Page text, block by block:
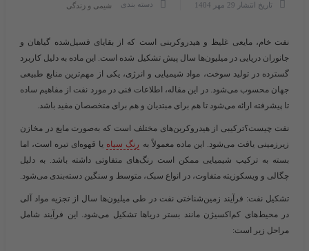
تاریخ انتشار 29 مهر 1404 دسته بندی شیمی و زندگی
نفت خام، مایعی غلیظ و هیدروکربنی است که از بقایای فسیل‌شده گیاهان و
جانوران دریایی در میلیون‌ها سال پیش تشکیل شده است. این ماده به دلیل کاربرد
گسترده در تولید سوخت، مواد شیمیایی و انرژی، یکی از مهم‌ترین منابع طبیعی
جهان محسوب می‌شود. در این مقاله، اطلاعات فنی در مورد نفت از مفاهیم ساده
تا پیشرفته ارائه می‌شود تا هم برای مبتدیان و هم برای متخصصان مفید باشد.
نفت چیست؟ترکیبی از هیدروکربن‌های مختلف است که به‌صورت مایع در مخازن
زیرزمینی یافت می‌شود. این ماده معمولاً به رنگ سیاه یا قهوه‌ای تیره است، اما
بسته به ترکیب شیمیایی ممکن است رنگ‌های متفاوتی داشته باشد. به دلیل
چگالی و ویسکوزیته متفاوت، در انواع سبک، متوسط و سنگین دسته‌بندی می‌شود.
تشکیل نفت: فرآیند زمین‌شناختی نفت در طی میلیون‌ها سال از تجزیه مواد آلی
در محیط‌های کم‌اکسیژن مانند بستر دریاها تشکیل می‌شود. این فرآیند شامل
مراحل زیر است: